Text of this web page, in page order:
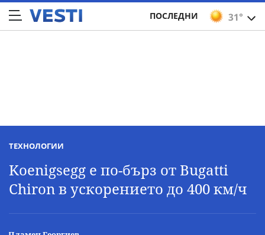
31°
ПОСЛЕДНИ
ТЕХНОЛОГИИ
Koenigsegg е по-бърз от Bugatti
Chiron в ускорението до 400 км/ч